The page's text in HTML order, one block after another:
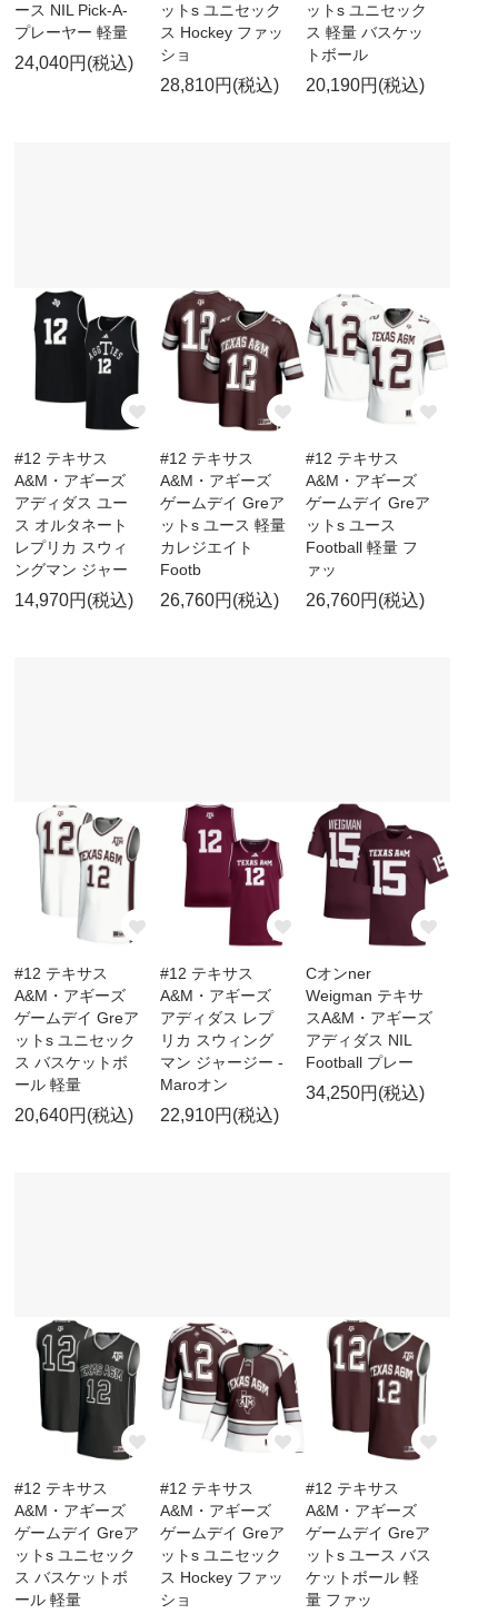
ース NIL Pick-A-
プレーヤー 軽量
24,040円(税込)
ットs ユニセック
ス Hockey ファッ
ショ
28,810円(税込)
ットs ユニセック
ス 軽量 バスケッ
トボール
20,190円(税込)
#12 テキサス
A&M・アギーズ
アディダス ユー
ス オルタネート
レプリカ スウィ
ングマン ジャー
14,970円(税込)
#12 テキサス
A&M・アギーズ
ゲームデイ Greア
ットs ユース 軽量
カレジエイト
Footb
26,760円(税込)
#12 テキサス
A&M・アギーズ
ゲームデイ Greア
ットs ユース
Football 軽量 フ
ァッ
26,760円(税込)
#12 テキサス
A&M・アギーズ
ゲームデイ Greア
ットs ユニセック
ス バスケットボ
ール 軽量
20,640円(税込)
#12 テキサス
A&M・アギーズ
アディダス レプ
リカ スウィング
マン ジャージー -
Maroオン
22,910円(税込)
Cオンner
Weigman テキサ
スA&M・アギーズ
アディダス NIL
Football プレー
34,250円(税込)
#12 テキサス
A&M・アギーズ
ゲームデイ Greア
ットs ユニセック
ス バスケットボ
ール 軽量
#12 テキサス
A&M・アギーズ
ゲームデイ Greア
ットs ユニセック
ス Hockey ファッ
ショ
#12 テキサス
A&M・アギーズ
ゲームデイ Greア
ットs ユース バス
ケットボール 軽
量 ファッ